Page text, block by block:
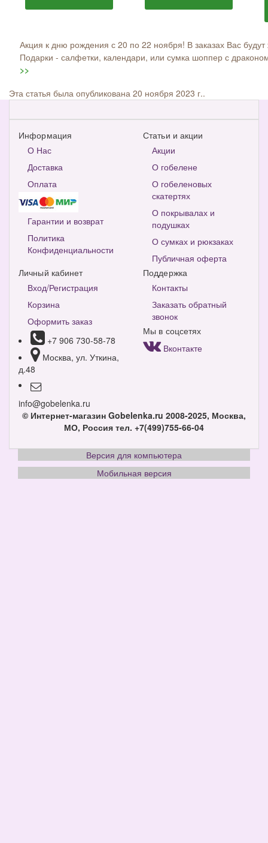
Акция к дню рождения с 20 по 22 ноября! В заказах Вас будут
Подарки - салфетки, календари, или сумка шоппер с
>>
Эта статья была опубликована 20 ноября 2023 г..
Информация
О Нас
Доставка
Оплата
Гарантии и возврат
Политика
Конфиденциальности
Статьи и акции
Акции
О гобелене
О гобеленовых
скатертях
О покрывалах и
подушках
О сумках и рюкзаках
Публичная оферта
Личный кабинет
Вход/Регистрация
Корзина
Оформить заказ
+7 906 730-58-78
Москва, ул. Уткина,
д.48
info@gobelenka.ru
Поддержка
Контакты
Заказать обратный
звонок
Мы в соцсетях
Вконтакте
© Интернет-магазин Gobelenka.ru 2008-2025, Москва,
МО, Россия тел. +7(499)755-66-04
Версия для компьютера
Мобильная версия